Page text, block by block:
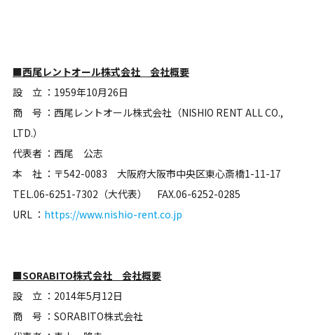
■西尾レントオール株式会社 会社概要
設 立 ：1959年10月26日
商 号 ：西尾レントオール株式会社（NISHIO RENT ALL CO.,
LTD.）
代表者 ：西尾 公志
本 社 ：〒542-0083 大阪府大阪市中央区東心斎橋1-11-17
TEL.06-6251-7302（大代表） FAX.06-6252-0285
URL ： https://www.nishio-rent.co.jp
■SORABITO株式会社 会社概要
設 立 ：2014年5月12日
商 号 ：SORABITO株式会社